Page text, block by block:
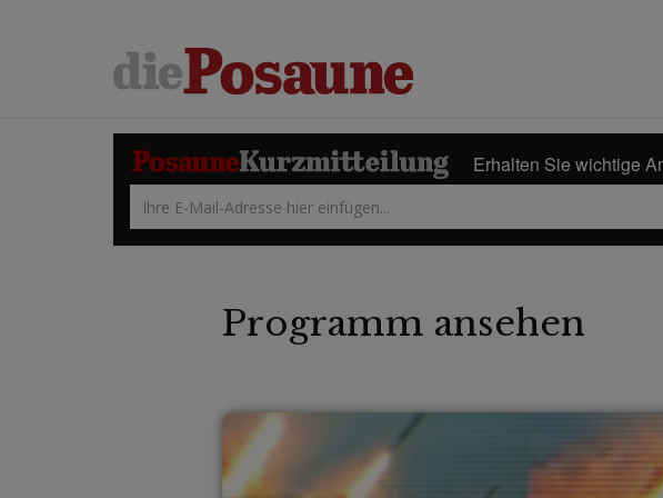
Erhalten Sie wichtige
Programm ansehen